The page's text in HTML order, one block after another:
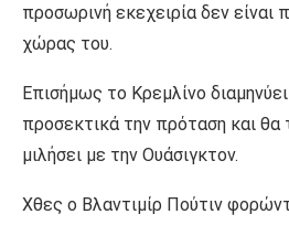
προσωρινή εκεχειρία δεν είναι
χώρας του.
Επισήμως το Κρεμλίνο
προσεκτικά την πρόταση και θα
μιλήσει με την Ουάσιγκτον.
Χθες ο Βλαντιμίρ Πούτιν